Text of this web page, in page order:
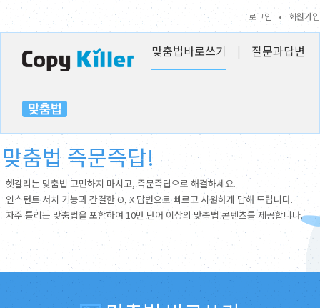
로그인 • 회원가입
맞춤법바로쓰기 | 질문과답변
맞춤법 즉문즉답!
헷갈리는 맞춤법 고민하지 마시고, 즉문즉답으로 해결하세요.
인스턴트 서치 기능과 간결한 O, X 답변으로 빠르고 시원하게 답해 드립니다.
자주 틀리는 맞춤법을 포함하여 10만 단어 이상의 맞춤법 콘텐츠를 제공합니다.